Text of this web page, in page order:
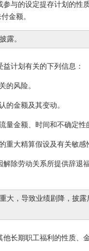
与的设定提存计划的性
金额。
露。
计划有关的下列信息：
风险。
金额及其变动。
金额、时间和不确定性
大精算假设及有关敏感
除劳动关系所提供辞退
大，导致业绩剧降，披
长期职工福利的性质、